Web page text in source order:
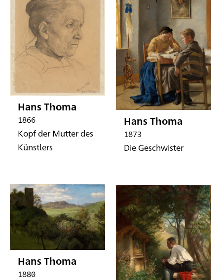
Hans Thoma
1866
Kopf der Mutter des
Künstlers
Hans Thoma
1873
Die Geschwister
Hans Thoma
1880